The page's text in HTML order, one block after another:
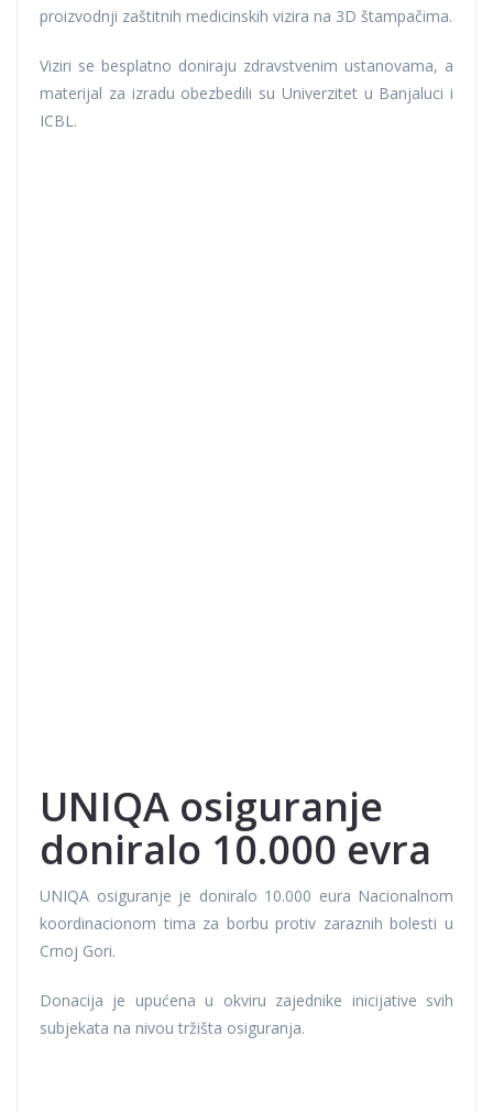
proizvodnji zaštitnih medicinskih vizira na 3D štampačima.
Viziri se besplatno doniraju zdravstvenim ustanovama, a
materijal za izradu obezbedili su Univerzitet u Banjaluci i
ICBL.
UNIQA osiguranje
doniralo 10.000 evra
UNIQA osiguranje je doniralo 10.000 eura Nacionalnom
koordinacionom tima za borbu protiv zaraznih bolesti u
Crnoj Gori.
Donacija je upućena u okviru zajednike inicijative svih
subjekata na nivou tržišta osiguranja.